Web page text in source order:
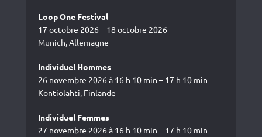
Loop One Festival
17 octobre 2026 – 18 octobre 2026
Munich, Allemagne
Individuel Hommes
26 novembre 2026 à 16 h 10 min – 17 h 10 min
Kontiolahti, Finlande
Individuel Femmes
27 novembre 2026 à 16 h 10 min – 17 h 10 min